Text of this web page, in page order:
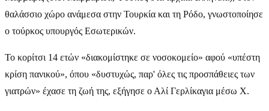
θαλάσσιο χώρο ανάμεσα στην Τουρκία και τη Ρόδο, γνωστοποίησε
ο τούρκος υπουργός Εσωτερικών.
Το κορίτσι 14 ετών «διακομίστηκε σε νοσοκομείο» αφού «υπέστη
κρίση πανικού», όπου «δυστυχώς, παρ' όλες τις προσπάθειες των
γιατρών» έχασε τη ζωή της, εξήγησε ο Αλί Γερλίκαγια μέσω X.